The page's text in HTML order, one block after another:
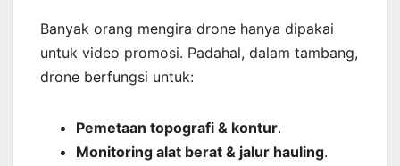
Banyak orang mengira drone hanya dipakai
untuk video promosi. Padahal, dalam tambang,
drone berfungsi untuk:
Pemetaan topografi & kontur.
Monitoring alat berat & jalur hauling.